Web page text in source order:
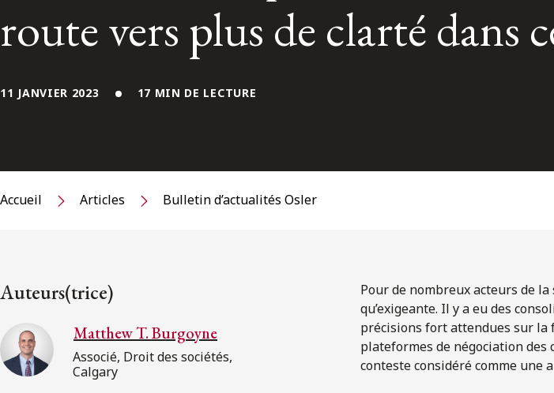
route vers plus de clarté dans
11 JANVIER 2023 17 MIN DE LECTURE
Accueil Articles Bulletin d’actualités Osler
Auteurs(trice)
Matthew T. Burgoyne
Associé, Droit des sociétés,
Calgary
Pour de nombreux acteurs de
qu’exigeante. Il y a eu des
précisions fort attendues sur la
plateformes de négociation des
conteste considéré comme une